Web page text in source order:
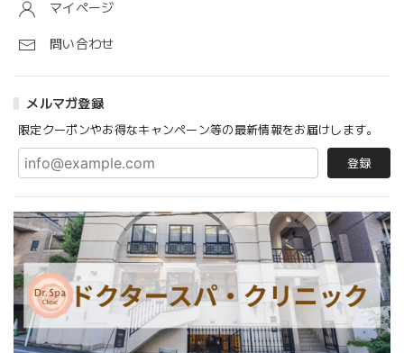
マイページ
問い合わせ
メルマガ登録
限定クーポンやお得なキャンペーン等の最新情報をお届けします。
登録